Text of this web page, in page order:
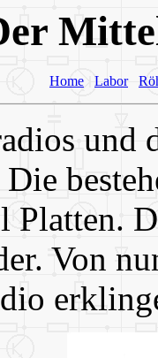
Home Labor
und
Platten.
Von